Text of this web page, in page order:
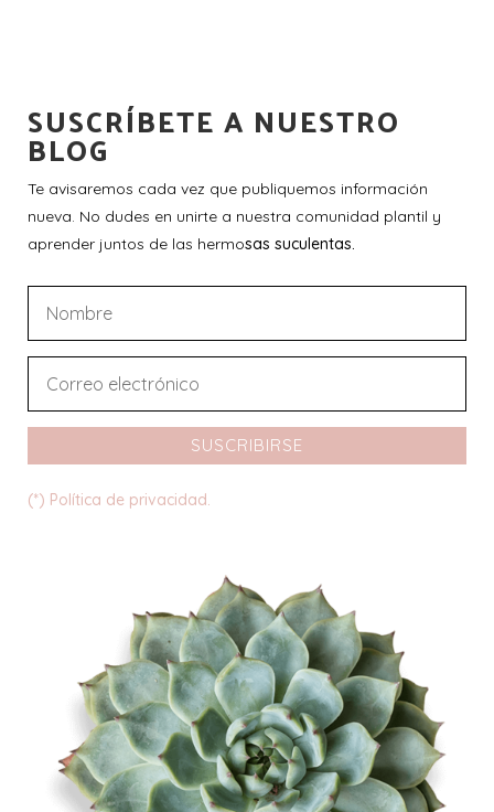
SUSCRÍBETE A NUESTRO
BLOG
Te avisaremos cada vez que publiquemos información
nueva. No dudes en unirte a nuestra comunidad plantil y
aprender juntos de las hermosas suculentas.
SUSCRIBIRSE
(*) Política de privacidad.